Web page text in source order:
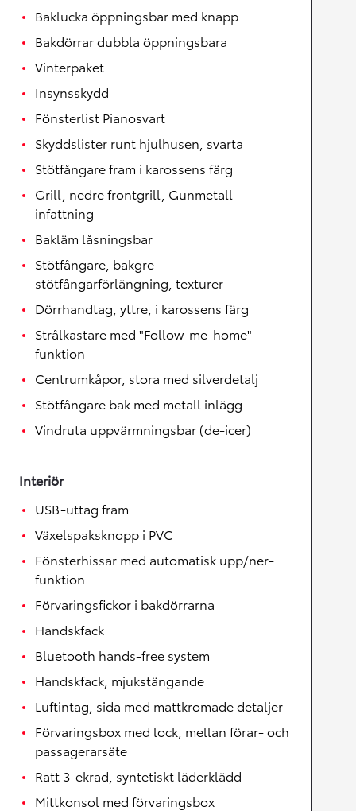
Baklucka öppningsbar med knapp
Bakdörrar dubbla öppningsbara
Vinterpaket
Insynsskydd
Fönsterlist Pianosvart
Skyddslister runt hjulhusen, svarta
Stötfångare fram i karossens färg
Grill, nedre frontgrill, Gunmetall
infattning
Bakläm låsningsbar
Stötfångare, bakgre
stötfångarförlängning, texturer
Dörrhandtag, yttre, i karossens färg
Strålkastare med "Follow-me-home"-
funktion
Centrumkåpor, stora med silverdetalj
Stötfångare bak med metall inlägg
Vindruta uppvärmningsbar (de-icer)
Interiör
USB-uttag fram
Växelspaksknopp i PVC
Fönsterhissar med automatisk upp/ner-
funktion
Förvaringsfickor i bakdörrarna
Handskfack
Bluetooth hands-free system
Handskfack, mjukstängande
Luftintag, sida med mattkromade detaljer
Förvaringsbox med lock, mellan förar- och
passagerarsäte
Ratt 3-ekrad, syntetiskt läderklädd
Mittkonsol med förvaringsbox